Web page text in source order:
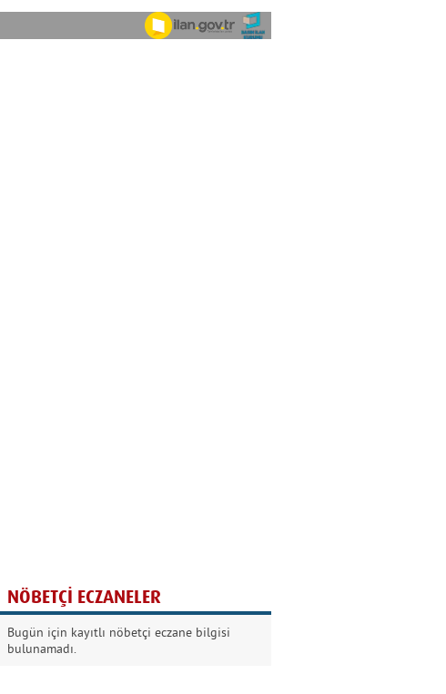
Sezgin MADRAN
Kurban Bayramında
Dikkat!
NÖBETÇİ ECZANELER
Bugün için kayıtlı nöbetçi eczane bilgisi
bulunamadı.